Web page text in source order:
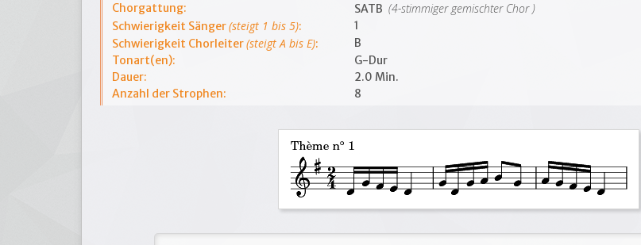
Chorgattung:
SATB (4-stimmiger gemischter Chor )
Schwierigkeit Sänger(steigt 1 bis 5):
1
Schwierigkeit Chorleiter(steigt A bis E):
B
Tonart(en):
G-Dur
Dauer:
2.0 Min.
Anzahl der Strophen:
8